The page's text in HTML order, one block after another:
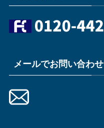
メールでお問い合わせ